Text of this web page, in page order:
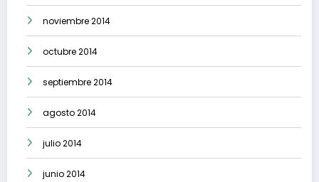
noviembre 2014
octubre 2014
septiembre 2014
agosto 2014
julio 2014
junio 2014